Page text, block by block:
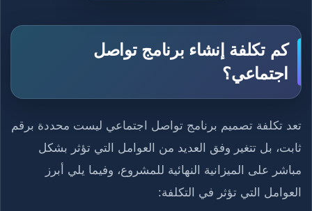
كم تكلفة إنشاء برنامج تواصل
اجتماعي؟
تعد تكلفة تصميم برنامج تواصل اجتماعي ليست محددة برقم
ثابت، بل تتغير وفق العديد من العوامل التي تؤثر بشكل
مباشر على الميزانية النهائية للمشروع، وفيما يلي أبرز
العوامل التي تؤثر في التكلفة: